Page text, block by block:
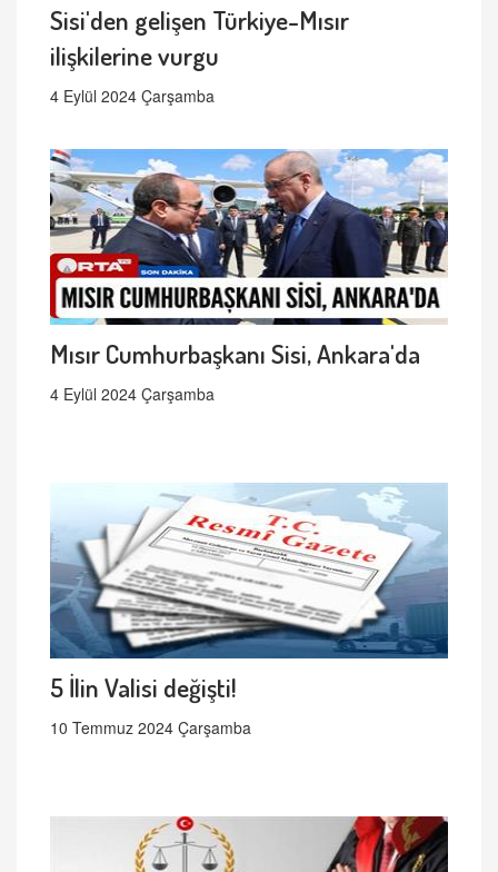
Sisi'den gelişen Türkiye-Mısır
ilişkilerine vurgu
4 Eylül 2024 Çarşamba
Mısır Cumhurbaşkanı Sisi, Ankara'da
4 Eylül 2024 Çarşamba
5 İlin Valisi değişti!
10 Temmuz 2024 Çarşamba